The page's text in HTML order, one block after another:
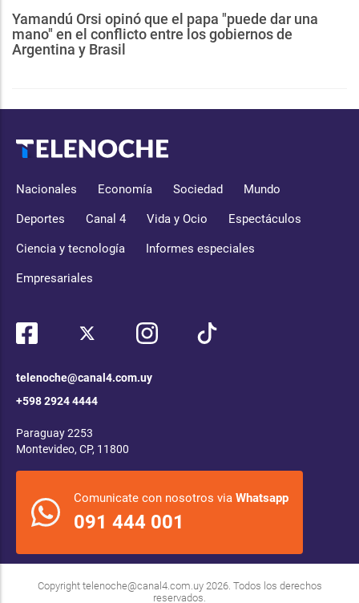
Yamandú Orsi opinó que el papa "puede dar una
mano" en el conflicto entre los gobiernos de
Argentina y Brasil
Nacionales Economía Sociedad Mundo
Deportes Canal 4 Vida y Ocio Espectáculos
Ciencia y tecnología Informes especiales
Empresariales
telenoche@canal4.com.uy
+598 2924 4444
Paraguay 2253
Montevideo, CP, 11800
Comunicate con nosotros via Whatsapp
091 444 001
Copyright telenoche@canal4.com.uy2026. Todos los derechos
reservados.